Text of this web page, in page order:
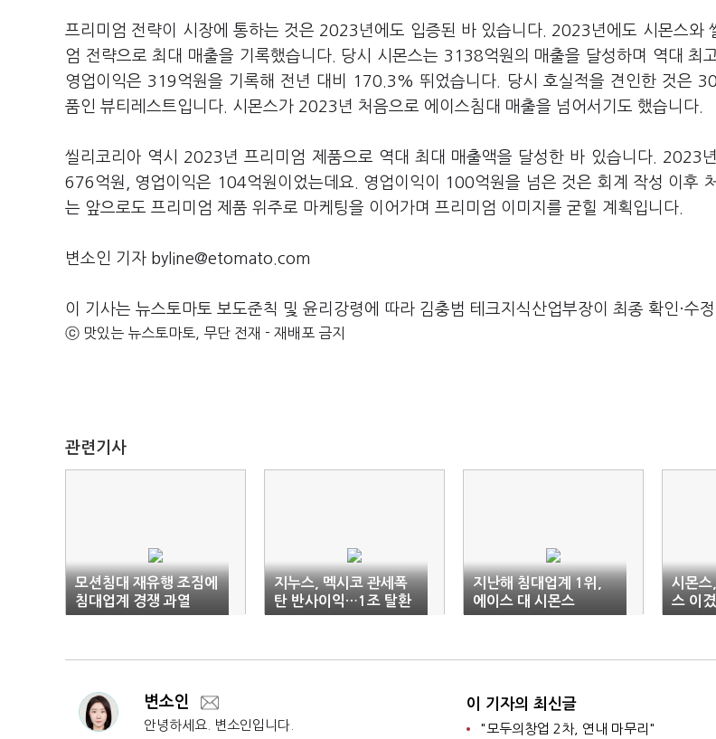
프리미엄 전략이 시장에 통하는 것은 2023년에도 입증된 바 있습니다. 2023년에도 시몬스와
엄 전략으로 최대 매출을 기록했습니다. 당시 시몬스는 3138억원의 매출을 달성하며 역대 최
영업이익은 319억원을 기록해 전년 대비 170.3% 뛰었습니다. 당시 호실적을 견인한 것은
품인 뷰티레스트입니다. 시몬스가 2023년 처음으로 에이스침대 매출을 넘어서기도 했습니다.
씰리코리아 역시 2023년 프리미엄 제품으로 역대 최대 매출액을 달성한 바 있습니다. 2023
676억원, 영업이익은 104억원이었는데요. 영업이익이 100억원을 넘은 것은 회계 작성 이후
는 앞으로도 프리미엄 제품 위주로 마케팅을 이어가며 프리미엄 이미지를 굳힐 계획입니다.
변소인 기자 byline@etomato.com
이 기사는 뉴스토마토 보도준칙 및 윤리강령에 따라 김충범 테크지식산업부장이 최종 확인·수정
ⓒ 맛있는 뉴스토마토, 무단 전재 - 재배포 금지
관련기사
모션침대 재유행 조짐에
침대업계 경쟁 과열
지누스, 멕시코 관세폭
탄 반사이익…1조 탈환
주목
지난해 침대업계 1위,
에이스 대 시몬스
시몬스
스 이
위 수성
변소인
안녕하세요. 변소인입니다.
이 기자의 최신글
"모두의창업 2차, 연내 마무리"